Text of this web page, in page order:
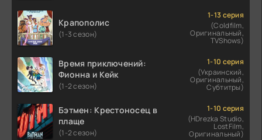
Крапополис
(1-3 сезон)
1-13 серия
(Coldfilm,
Оригинальный,
TVShows)
Время приключений:
Фионна и Кейк
(1-2 сезон)
1-10 серия
(Украинский,
Оригинальный,
Субтитры)
Бэтмен: Крестоносец в
плаще
(1-2 сезон)
1-10 серия
(HDrezka Studio,
LostFilm,
Оригинальный)